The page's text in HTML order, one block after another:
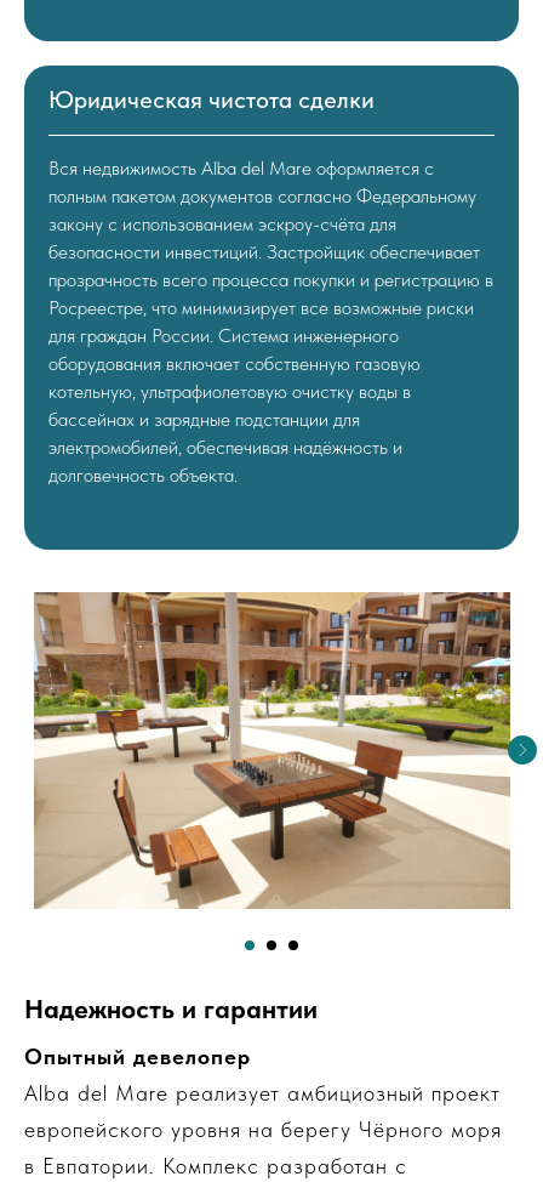
Юридическая чистота сделки
Вся недвижимость Alba del Mare оформляется с
полным пакетом документов согласно Федеральному
закону с использованием эскроу-счёта для
безопасности инвестиций. Застройщик обеспечивает
прозрачность всего процесса покупки и регистрацию в
Росреестре, что минимизирует все возможные риски
для граждан России. Система инженерного
оборудования включает собственную газовую
котельную, ультрафиолетовую очистку воды в
бассейнах и зарядные подстанции для
электромобилей, обеспечивая надёжность и
долговечность объекта.
Надежность и гарантии
Опытный девелопер
Alba del Mare реализует амбициозный проект
европейского уровня на берегу Чёрного моря
в Евпатории. Комплекс разработан с